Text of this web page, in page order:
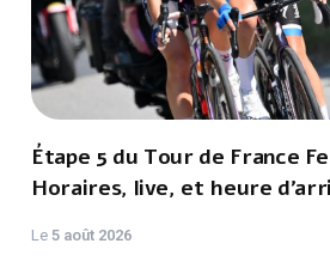
Étape 5 du Tour de France
Horaires, live, et heure
Le5 août 2026